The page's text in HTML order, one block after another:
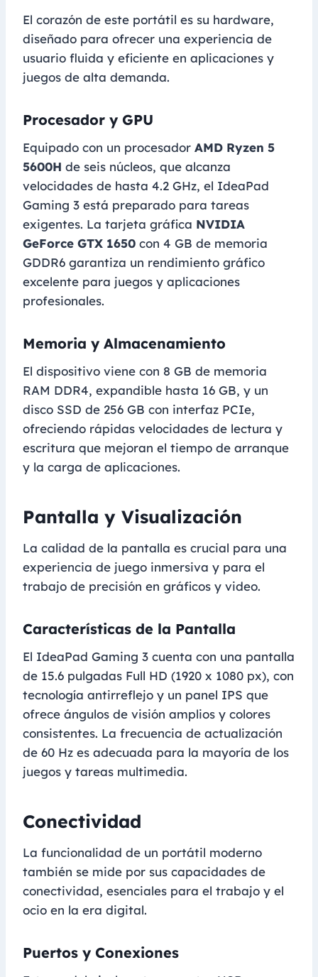
El corazón de este portátil es su hardware,
diseñado para ofrecer una experiencia de
usuario fluida y eficiente en aplicaciones y
juegos de alta demanda.
Procesador y GPU
Equipado con un procesador AMD Ryzen 5
5600H de seis núcleos, que alcanza
velocidades de hasta 4.2 GHz, el IdeaPad
Gaming 3 está preparado para tareas
exigentes. La tarjeta gráfica NVIDIA
GeForce GTX 1650 con 4 GB de memoria
GDDR6 garantiza un rendimiento gráfico
excelente para juegos y aplicaciones
profesionales.
Memoria y Almacenamiento
El dispositivo viene con 8 GB de memoria
RAM DDR4, expandible hasta 16 GB, y un
disco SSD de 256 GB con interfaz PCIe,
ofreciendo rápidas velocidades de lectura y
escritura que mejoran el tiempo de arranque
y la carga de aplicaciones.
Pantalla y Visualización
La calidad de la pantalla es crucial para una
experiencia de juego inmersiva y para el
trabajo de precisión en gráficos y video.
Características de la Pantalla
El IdeaPad Gaming 3 cuenta con una pantalla
de 15.6 pulgadas Full HD (1920 x 1080 px), con
tecnología antirreflejo y un panel IPS que
ofrece ángulos de visión amplios y colores
consistentes. La frecuencia de actualización
de 60 Hz es adecuada para la mayoría de los
juegos y tareas multimedia.
Conectividad
La funcionalidad de un portátil moderno
también se mide por sus capacidades de
conectividad, esenciales para el trabajo y el
ocio en la era digital.
Puertos y Conexiones